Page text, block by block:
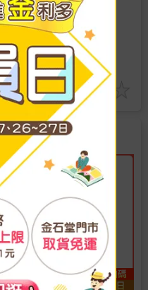
水都物語3
南部書之助、伍薰著
2025/10/24 出版
85 折 212 元
加入購物車